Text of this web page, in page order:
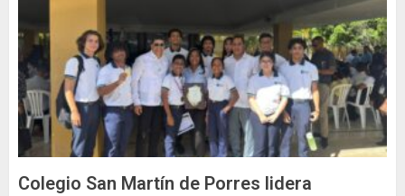
Colegio San Martín de Porres lidera